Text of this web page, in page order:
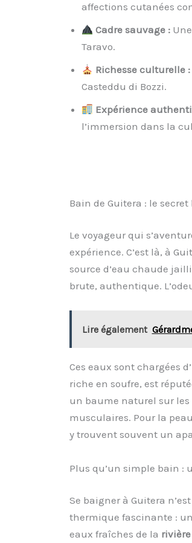
affections cutanées
Cadre sauvage :
Taravo.
Richesse culturelle :
Casteddu di Bozzi.
Expérience
l’immersion dans la
Bain de Guitera : le
Le voyageur qui
expérience. C’est là, à
source d’eau chaude
brute, authentique.
Lire également
Ces eaux sont chargées
riche en soufre, est
un baume naturel sur les
musculaires. Pour la
y trouvent souvent un
Plus qu’un simple bain :
Se baigner à Guitera
thermique fascinante :
eaux fraîches de la